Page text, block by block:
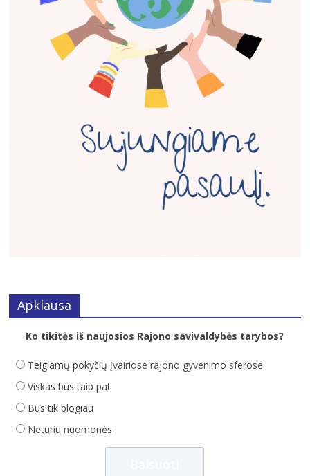
Apklausa
Ko tikitės iš naujosios Rajono savivaldybės tarybos?
Teigiamų pokyčių įvairiose rajono gyvenimo sferose
Viskas bus taip pat
Bus tik blogiau
Neturiu nuomonės